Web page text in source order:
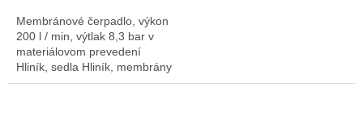
Membránové čerpadlo, výkon
200 l / min, výtlak 8,3 bar v
materiálovom prevedení
Hliník, sedla Hliník, membrány
SANTOPRENE.